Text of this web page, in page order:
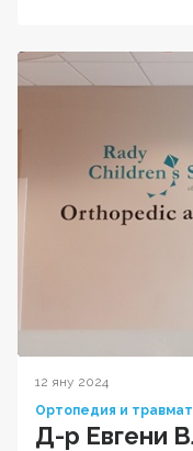
12 яну 2024
Ортопедия и
Д-р Евгени